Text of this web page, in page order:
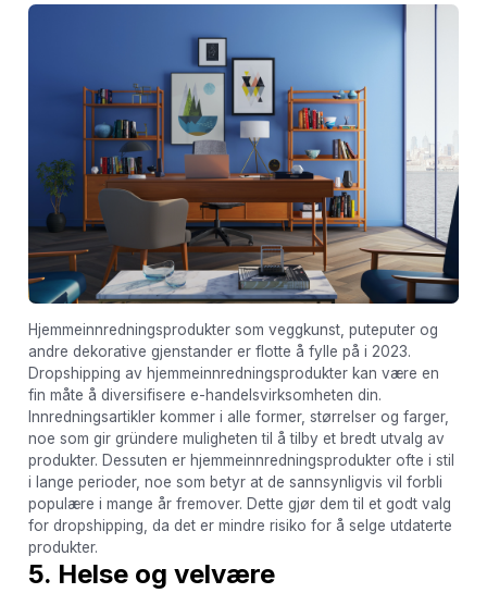
Hjemmeinnredningsprodukter som veggkunst, puteputer og
andre dekorative gjenstander er flotte å fylle på i 2023.
Dropshipping av hjemmeinnredningsprodukter kan være en
fin måte å diversifisere e-handelsvirksomheten din.
Innredningsartikler kommer i alle former, størrelser og farger,
noe som gir gründere muligheten til å tilby et bredt utvalg av
produkter. Dessuten er hjemmeinnredningsprodukter ofte i stil
i lange perioder, noe som betyr at de sannsynligvis vil forbli
populære i mange år fremover. Dette gjør dem til et godt valg
for dropshipping, da det er mindre risiko for å selge utdaterte
produkter.
5. Helse og velvære